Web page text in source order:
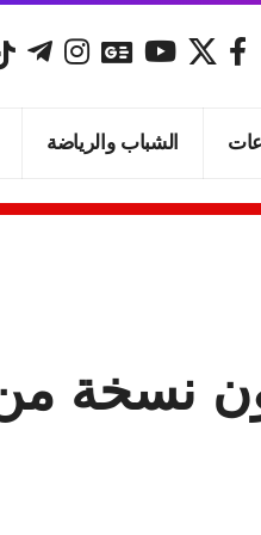
الشباب والرياضة
نسخة من